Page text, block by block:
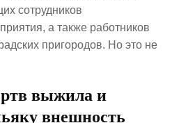
сотрудников
а также работников
пригородов. Но это не
выжила и
внешность